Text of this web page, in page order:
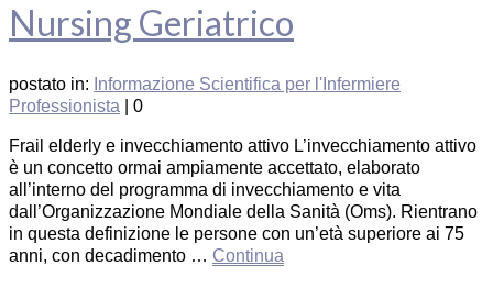
Nursing Geriatrico
postato in: Informazione Scientifica per l'Infermiere
Professionista
0
Frail elderly e invecchiamento attivo L’invecchiamento attivo
è un concetto ormai ampiamente accettato, elaborato
all’interno del programma di invecchiamento e vita
dall’Organizzazione Mondiale della Sanità (Oms). Rientrano
in questa definizione le persone con un’età superiore ai 75
anni, con decadimento … Continua